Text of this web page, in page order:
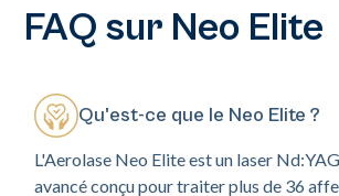
FAQ sur Neo Elite
Qu'est-ce que le Neo Elite ?
L'Aerolase Neo Elite est un laser
avancé conçu pour traiter plus de 36